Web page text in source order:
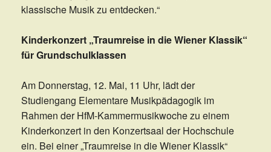
klassische Musik zu entdecken.“
Kinderkonzert „Traumreise in die Wiener Klassik“
für Grundschulklassen
Am Donnerstag, 12. Mai, 11 Uhr, lädt der
Studiengang Elementare Musikpädagogik im
Rahmen der HfM-Kammermusikwoche zu einem
Kinderkonzert in den Konzertsaal der Hochschule
ein. Bei einer „Traumreise in die Wiener Klassik“